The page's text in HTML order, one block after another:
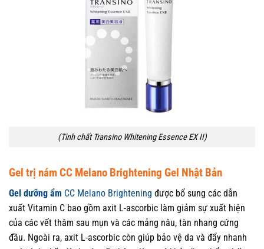
(Tinh chất Transino Whitening Essence EX II)
Gel trị nám CC Melano Brightening Gel Nhật Bản
Gel dưỡng ẩm CC Melano Brightening được bổ sung các dẫn
xuất Vitamin C bao gồm axit L-ascorbic làm giảm sự xuất hiện
của các vết thâm sau mụn và các mảng nâu, tàn nhang cứng
đầu. Ngoài ra, axit L-ascorbic còn giúp bảo vệ da và đẩy nhanh